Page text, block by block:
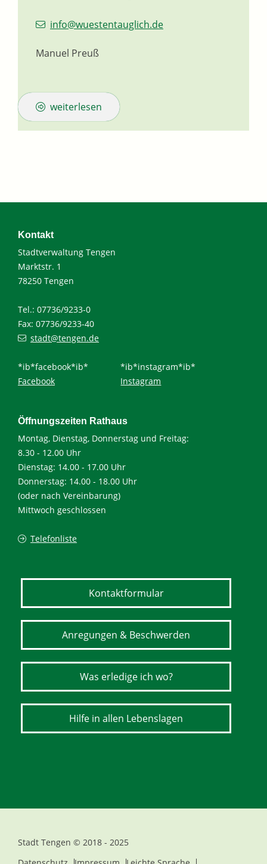
info@wuestentauglich.de
Manuel Preuß
weiterlesen
Kontakt
Stadtverwaltung Tengen
Marktstr. 1
78250 Tengen
Tel.: 07736/9233-0
Fax: 07736/9233-40
stadt@tengen.de
*ib*facebook*ib*
Facebook
*ib*instagram*ib*
Instagram
Öffnungszeiten Rathaus
Montag, Dienstag, Donnerstag und Freitag:
8.30 - 12.00 Uhr
Dienstag: 14.00 - 17.00 Uhr
Donnerstag: 14.00 - 18.00 Uhr
(oder nach Vereinbarung)
Mittwoch geschlossen
Telefonliste
Kontaktformular
Anregungen & Beschwerden
Was erledige ich wo?
Hilfe in allen Lebenslagen
Stadt Tengen © 2018 - 2025